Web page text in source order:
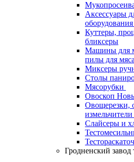
Аксессуары
оборудования
Куттеры,
бликсеры
Машины для
пилы для мяса
Миксеры
Столы
Мясорубки
Овоскоп
Овощерезки,
измельчители
Слайсеры и
Гродненский завод